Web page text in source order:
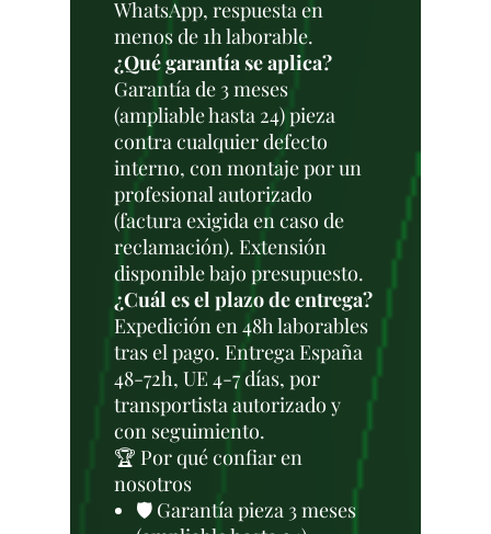
WhatsApp, respuesta en
menos de 1h laborable.
¿Qué garantía se aplica?
Garantía de 3 meses
(ampliable hasta 24) pieza
contra cualquier defecto
interno, con montaje por un
profesional autorizado
(factura exigida en caso de
reclamación). Extensión
disponible bajo presupuesto.
¿Cuál es el plazo de entrega?
Expedición en 48h laborables
tras el pago. Entrega España
48-72h, UE 4-7 días, por
transportista autorizado y
con seguimiento.
🏆 Por qué confiar en
nosotros
🛡️ Garantía pieza 3 meses